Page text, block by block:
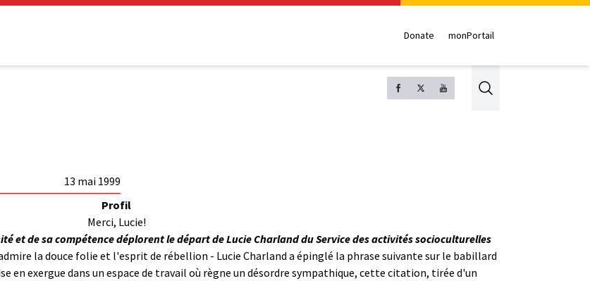
Donate monPortail
Search
13 mai 1999
Profil
Merci, Lucie!
et de sa compétence déplorent le départ de Lucie Charland du Service des activités socioculturelles
la douce folie et l'esprit de rébellion - Lucie Charland a épinglé la phrase suivante sur le babillard
en exergue dans un espace de travail où règne un désordre sympathique, cette citation, tirée d'un